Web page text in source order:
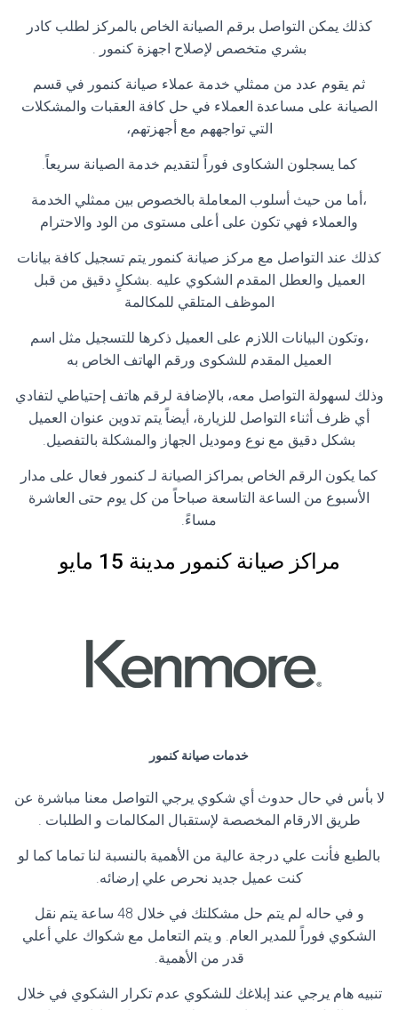
كذلك يمكن التواصل برقم الصيانة الخاص بالمركز لطلب كادر
بشري متخصص لإصلاح اجهزة كنمور .
ثم يقوم عدد من ممثلي خدمة عملاء صيانة كنمور في قسم
الصيانة على مساعدة العملاء في حل كافة العقبات والمشكلات
التي تواجههم مع أجهزتهم،
كما يسجلون الشكاوى فوراً لتقديم خدمة الصيانة سريعاً.
،أما من حيث أسلوب المعاملة بالخصوص بين ممثلي الخدمة
والعملاء فهي تكون على أعلى مستوى من الود والاحترام
كذلك عند التواصل مع مركز صيانة كنمور يتم تسجيل كافة بيانات
العميل والعطل المقدم الشكوي عليه .بشكلٍ دقيق من قبل
الموظف المتلقي للمكالمة
،وتكون البيانات اللازم على العميل ذكرها للتسجيل مثل اسم
العميل المقدم للشكوى ورقم الهاتف الخاص به
وذلك لسهولة التواصل معه، بالإضافة لرقم هاتف إحتياطي لتفادي
أي ظرف أثناء التواصل للزيارة، أيضاً يتم تدوين عنوان العميل
بشكل دقيق مع نوع وموديل الجهاز والمشكلة بالتفصيل.
كما يكون الرقم الخاص بمراكز الصيانة لـ كنمور فعال على مدار
الأسبوع من الساعة التاسعة صباحاً من كل يوم حتى العاشرة
مساءً.
مراكز صيانة كنمور مدينة 15 مايو
خدمات صيانة كنمور
لا بأس في حال حدوث أي شكوي يرجي التواصل معنا مباشرة عن
طريق الارقام المخصصة لإستقبال المكالمات و الطلبات .
بالطبع فأنت علي درجة عالية من الأهمية بالنسبة لنا تماما كما لو
كنت عميل جديد نحرص علي إرضائه.
و في حاله لم يتم حل مشكلتك في خلال 48 ساعة يتم نقل
الشكوي فوراً للمدير العام. و يتم التعامل مع شكواك علي أعلي
قدر من الأهمية.
تنبيه هام يرجي عند إبلاغك للشكوي عدم تكرار الشكوي في خلال